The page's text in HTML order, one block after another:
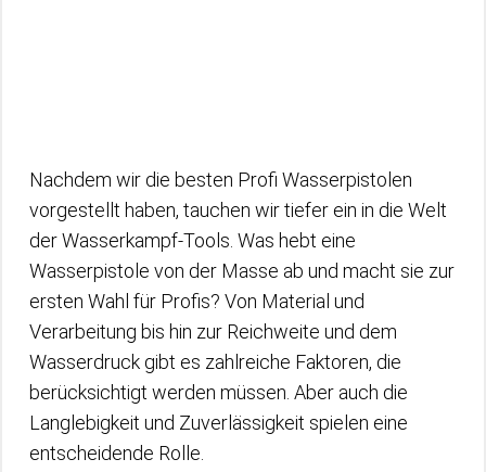
Nachdem wir die besten Profi Wasserpistolen
vorgestellt haben, tauchen wir tiefer ein in die Welt
der Wasserkampf-Tools. Was hebt eine
Wasserpistole von der Masse ab und macht sie zur
ersten Wahl für Profis? Von Material und
Verarbeitung bis hin zur Reichweite und dem
Wasserdruck gibt es zahlreiche Faktoren, die
berücksichtigt werden müssen. Aber auch die
Langlebigkeit und Zuverlässigkeit spielen eine
entscheidende Rolle.